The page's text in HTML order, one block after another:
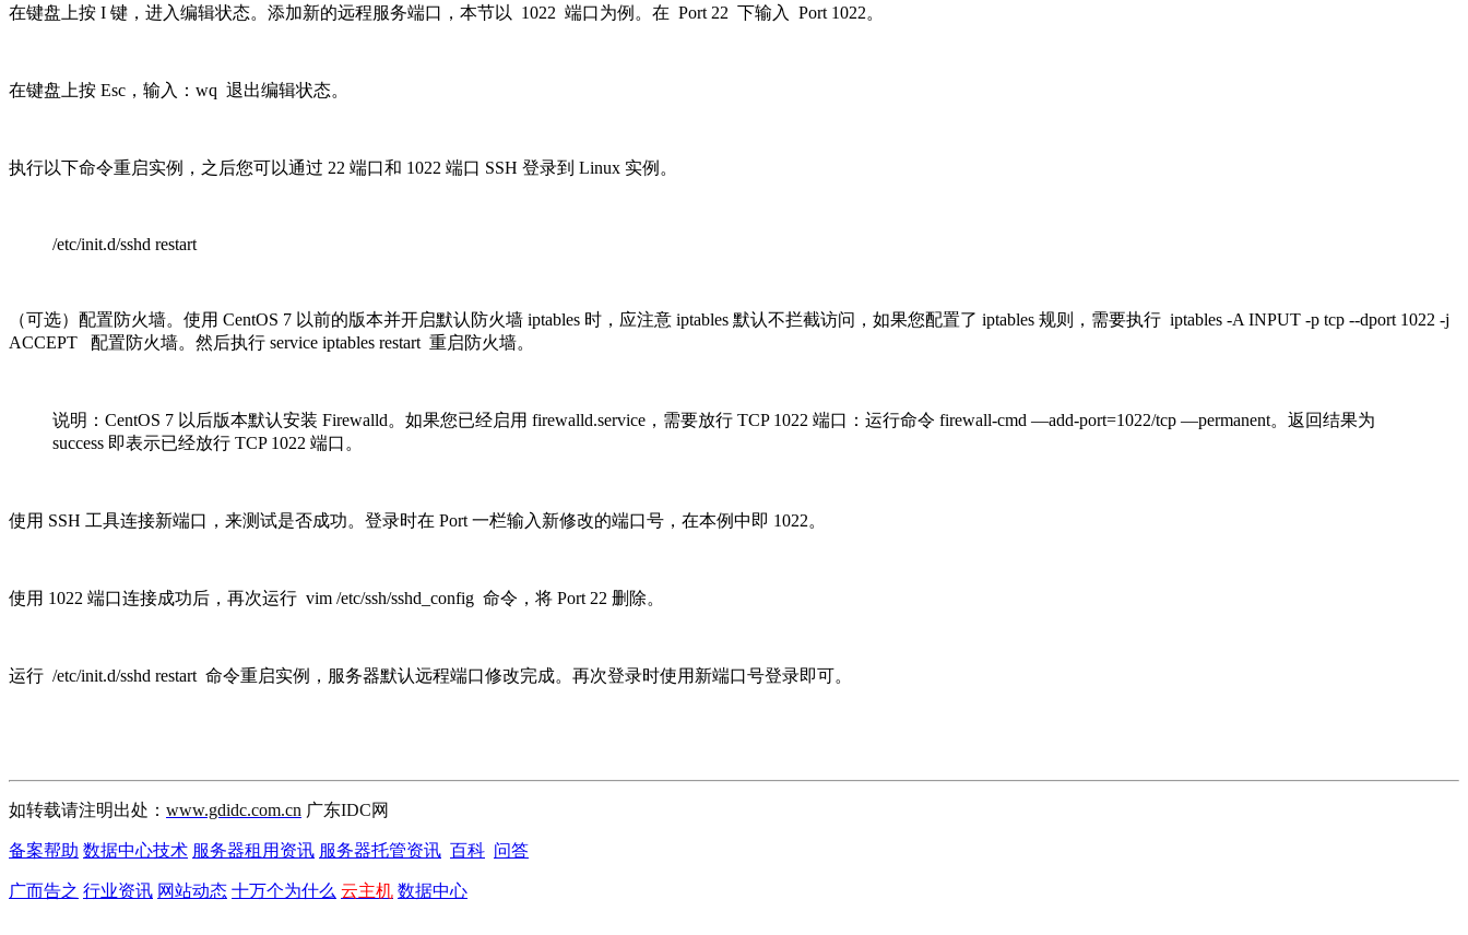
在键盘上按 I 键，进入编辑状态。添加新的远程服务端口，本节以 1022 端口为例。在 Port 22 下输入 Port 1022。
在键盘上按 Esc，输入：wq 退出编辑状态。
执行以下命令重启实例，之后您可以通过 22 端口和 1022 端口 SSH 登录到 Linux 实例。
/etc/init.d/sshd restart
（可选）配置防火墙。使用 CentOS 7 以前的版本并开启默认防火墙 iptables 时，应注意 iptables 默认不拦截访问，如果您配置了 iptables 规则，需要执行 iptables -A INPUT -p tcp --dport 1022 -j
ACCEPT 配置防火墙。然后执行 service iptables restart 重启防火墙。
说明：CentOS 7 以后版本默认安装 Firewalld。如果您已经启用 firewalld.service，需要放行 TCP 1022 端口：运行命令 firewall-cmd —add-port=1022/tcp —permanent。返回结果为
success 即表示已经放行 TCP 1022 端口。
使用 SSH 工具连接新端口，来测试是否成功。登录时在 Port 一栏输入新修改的端口号，在本例中即 1022。
使用 1022 端口连接成功后，再次运行 vim /etc/ssh/sshd_config 命令，将 Port 22 删除。
运行 /etc/init.d/sshd restart 命令重启实例，服务器默认远程端口修改完成。再次登录时使用新端口号登录即可。
如转载请注明出处： www.gdidc.com.cn 广东IDC网
备案帮助 数据中心技术 服务器租用资讯 服务器托管资讯 百科 问答
广而告之 行业资讯 网站动态 十万个为什么 云主机 数据中心